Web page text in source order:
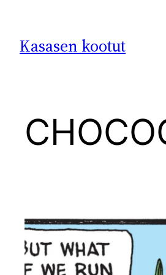
Kasasen kootut